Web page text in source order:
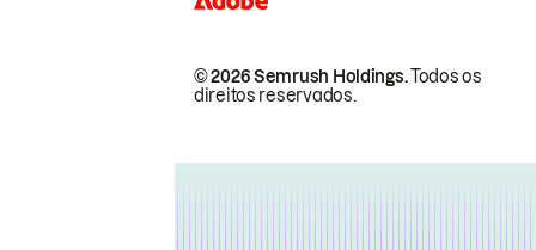
© 2026 Semrush Holdings.Todos os
direitos reservados.